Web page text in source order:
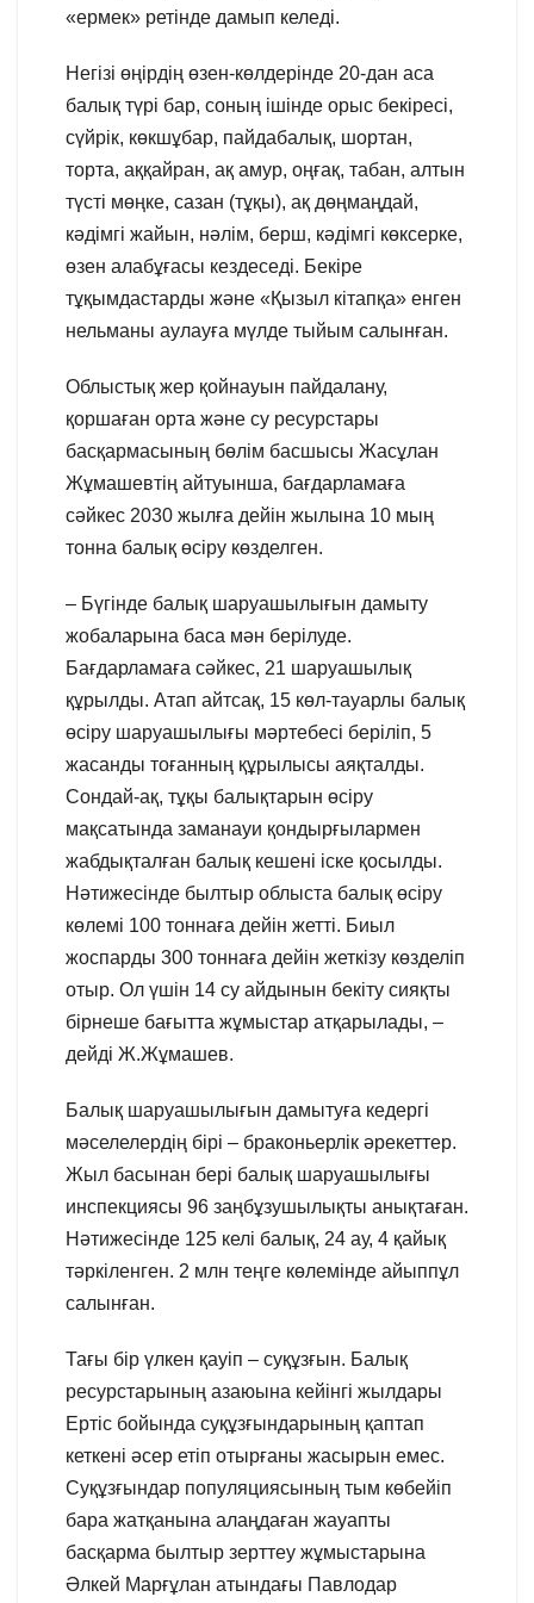
«ермек» ретінде дамып келеді.
Негізі өңірдің өзен-көлдерінде 20-дан аса
балық түрі бар, соның ішінде орыс бекiресi,
сүйрiк, көкшұбар, пайдабалық, шортан,
торта, аққайран, ақ амур, оңғақ, табан, алтын
түсті мөңке, сазан (тұқы), ақ дөңмаңдай,
кәдімгі жайын, нәлiм, берш, кәдімгі көксерке,
өзен алабұғасы кездеседі. Бекіре
тұқымдастарды және «Қызыл кітапқа» енген
нельманы аулауға мүлде тыйым салынған.
Облыстық жер қойнауын пайдалану,
қоршаған орта және су ресурстары
басқармасының бөлім басшысы Жасұлан
Жұмашевтің айтуынша, бағдарламаға
сәйкес 2030 жылға дейін жылына 10 мың
тонна балық өсіру көзделген.
– Бүгінде балық шаруашылығын дамыту
жобаларына баса мән берілуде.
Бағдарламаға сәйкес, 21 шаруашылық
құрылды. Атап айтсақ, 15 көл-тауарлы балық
өсіру шаруашылығы мәртебесі беріліп, 5
жасанды тоғанның құрылысы аяқталды.
Сондай-ақ, тұқы балықтарын өсіру
мақсатында заманауи қондырғылармен
жабдықталған балық кешені іске қосылды.
Нәтижесінде былтыр облыста балық өсіру
көлемі 100 тоннаға дейін жетті. Биыл
жоспарды 300 тоннаға дейін жеткізу көзделіп
отыр. Ол үшін 14 су айдынын бекіту сияқты
бірнеше бағытта жұмыстар атқарылады, –
дейді Ж.Жұмашев.
Балық шаруашылығын дамытуға кедергі
мәселелердің бірі – браконьерлік әрекеттер.
Жыл басынан бері балық шаруашылығы
инспекциясы 96 заңбұзушылықты анықтаған.
Нәтижесінде 125 келі балық, 24 ау, 4 қайық
тәркіленген. 2 млн теңге көлемінде айыппұл
салынған.
Тағы бір үлкен қауіп – суқұзғын. Балық
ресурстарының азаюына кейінгі жылдары
Ертіс бойында суқұзғындарының қаптап
кеткені әсер етіп отырғаны жасырын емес.
Суқұзғындар популяциясының тым көбейіп
бара жатқанына алаңдаған жауапты
басқарма былтыр зерттеу жұмыстарына
Әлкей Марғұлан атындағы Павлодар